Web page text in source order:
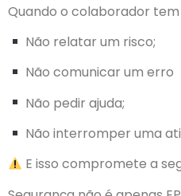
Quando o colaborador
Não relatar um risco;
Não comunicar um erro
Não pedir ajuda;
Não interromper uma
E isso compromete a